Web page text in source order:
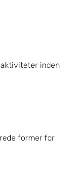
inden
former for